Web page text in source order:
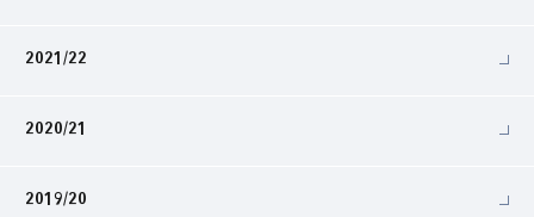
2021/22
2020/21
2019/20